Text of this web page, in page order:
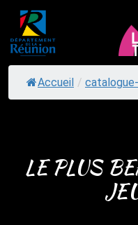
Skip
content
Accueil /
LE PLUS